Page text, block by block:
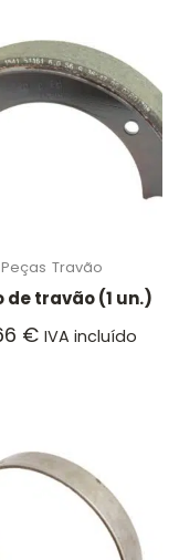
Peças Travão
de travão (1 un.)
€ IVA incluído